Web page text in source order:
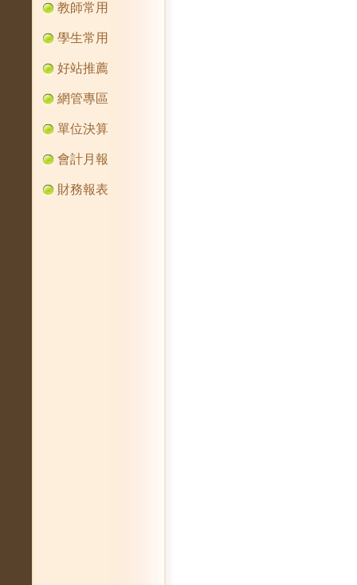
教師常用
學生常用
好站推薦
網管專區
單位決算
會計月報
財務報表